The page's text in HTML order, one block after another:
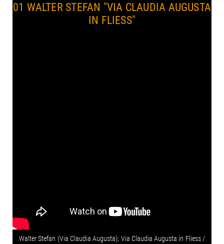
01 WALTER STEFAN "VIA CLAUDIA AUGUSTA
IN FLIESS"
Walter Stefan (Via Claudia Augusta); Via Claudia Augusta in Fliess /